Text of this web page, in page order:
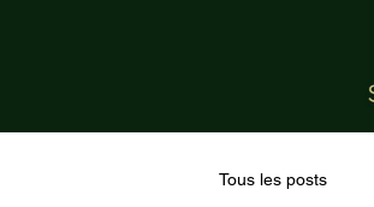
Tous les posts